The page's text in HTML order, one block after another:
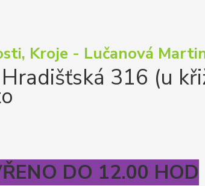
Kroje - Lučanová
316 (u
DO 12.00 HOD